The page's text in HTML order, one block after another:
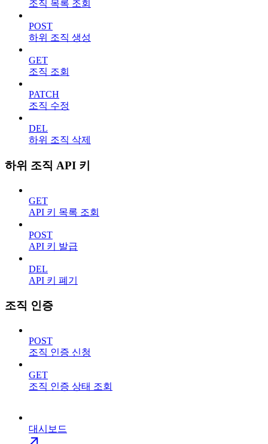
조직 목록 조회
POST
하위 조직 생성
GET
조직 조회
PATCH
조직 수정
DEL
하위 조직 삭제
하위 조직 API 키
GET
API 키 목록 조회
POST
API 키 발급
DEL
API 키 폐기
조직 인증
POST
조직 인증 신청
GET
조직 인증 상태 조회
대시보드